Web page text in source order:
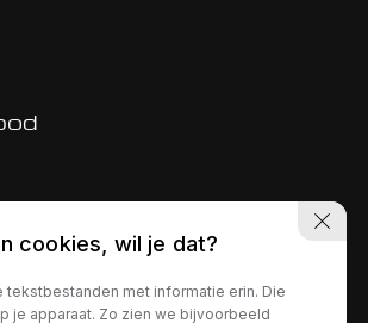
cookies, wil je dat?
tekstbestanden met informatie erin. Die
je apparaat. Zo zien we bijvoorbeeld